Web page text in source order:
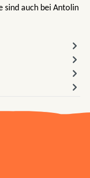
sind auch bei Antolin